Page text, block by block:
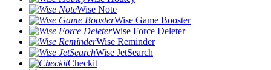
Wise Note
Wise Game Booster
Wise Force Deleter
Wise Reminder
Wise JetSearch
Checkit